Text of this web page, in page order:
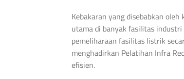
Kebakaran yang disebabkan
utama di banyak fasilitas
pemeliharaan fasilitas listrik
menghadirkan Pelatihan Infra
efisien.